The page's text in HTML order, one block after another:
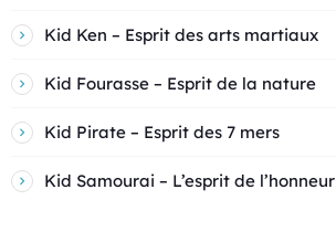
Kid Ken – Esprit des arts martiaux
Kid Fourasse – Esprit de la nature
Kid Pirate – Esprit des 7 mers
Kid Samourai – L’esprit de l’honneur